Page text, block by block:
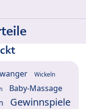
Wickeln
Baby-Massage
Gewinnspiele